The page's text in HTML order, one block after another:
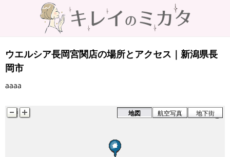
ウエルシア長岡宮関店の場所とアクセス｜新潟県長
岡市
aaaa
地図 航空写真 地下街